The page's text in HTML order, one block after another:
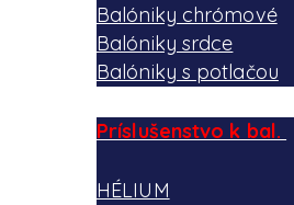
Balóniky chrómové
Balóniky srdce
Balóniky s potlačou
Príslušenstvo k bal.
HÉLIUM